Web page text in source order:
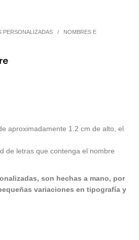
PERSONALIZADAS /
NOMBRES E
aproximadamente 1.2 cm de alto, el
de letras que contenga el nombre
son hechas a mano, por
variaciones en tipografía y